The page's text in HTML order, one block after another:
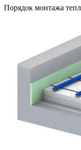
Порядок монтажа